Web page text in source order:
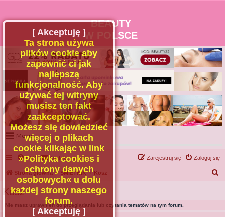
BEAUTY
W POLSCE
Menu
Portal
Facebook
Regulamin
Zapytaj administratora
Kontakt
FAQ Kontakt z nami Zaloguj się
Zarejestruj się
Strona główna ŚMIETNIK Kosz
Kosz
Nie masz uprawnień do przeglądania lub czytania tematów na tym forum.
[ Akceptuję ]
Ta strona używa
plików cookie aby
zapewnić ci jak
najlepszą
funkcjonalność. Aby
używać tej witryny
musisz ten fakt
zaakceptować.
Możesz się dowiedzieć
więcej o plikach
cookie klikając w link
»Polityka cookies i
ochrony danych
osobowych« u dołu
każdej strony naszego
forum.
[ Akceptuję ]